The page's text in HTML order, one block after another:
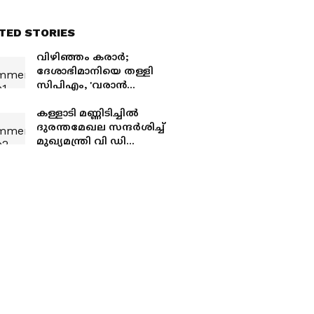
STORIES
വിഴിഞ്ഞം കരാർ;
ദേശാഭിമാനിയെ തള്ളി
സിപിഎം, 'വരാൻ
തിരിച്ചറിയണമായിരുന്നു',
മുഖ്യമന്ത്രിക്കെതിരെയും
വിമര്‍ശനം
കള്ളാടി മണ്ണിടിച്ചിൽ
ദുരന്തമേഖല സന്ദർശിച്ച്
മുഖ്യമന്ത്രി വി ഡി